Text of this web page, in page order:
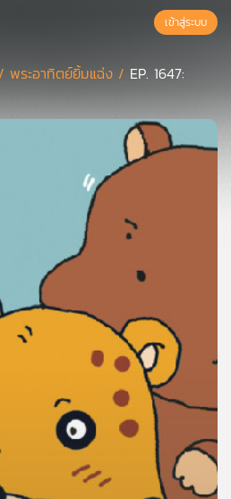
เข้าสู่ระบบ
/พระอาทิตย์ยิ้มแฉ่ง / EP. 1647: